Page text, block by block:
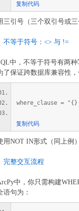
复制代码
三引号（三个双引号或
不等于符号：<> 与 !=
中，不等于符号有两种
了保证跨数据库兼容性，
where_clause =
复制代码
用NOT IN形式（同上例）
完整交互流程
中，你只需构建
语句为：